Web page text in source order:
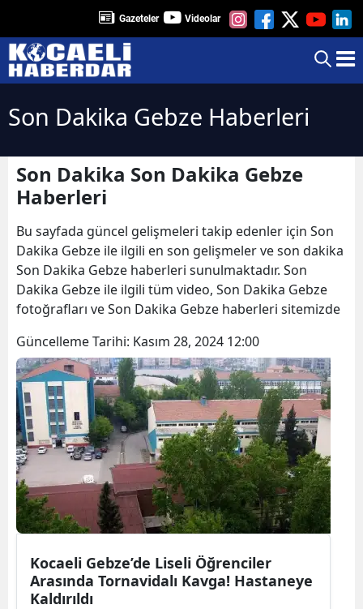
Gazeteler Videolar
Son Dakika Gebze Haberleri
Son Dakika Son Dakika Gebze
Haberleri
Bu sayfada güncel gelişmeleri takip edenler için Son
Dakika Gebze ile ilgili en son gelişmeler ve son dakika
Son Dakika Gebze haberleri sunulmaktadır. Son
Dakika Gebze ile ilgili tüm video, Son Dakika Gebze
fotoğrafları ve Son Dakika Gebze haberleri sitemizde
Güncelleme Tarihi: Kasım 28, 2024 12:00
Kocaeli Gebze’de Liseli Öğrenciler
Arasında Tornavidalı Kavga! Hastaneye
Kaldırıldı